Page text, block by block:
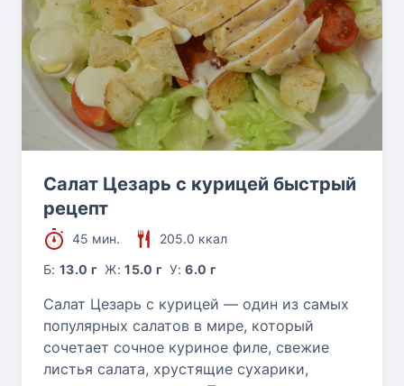
Салат Цезарь с курицей быстрый
рецепт
45 мин.
205.0 ккал
Б:13.0 г Ж:15.0 г У:6.0 г
Салат Цезарь с курицей — один из самых
популярных салатов в мире, который
сочетает сочное куриное филе, свежие
листья салата, хрустящие сухарики,